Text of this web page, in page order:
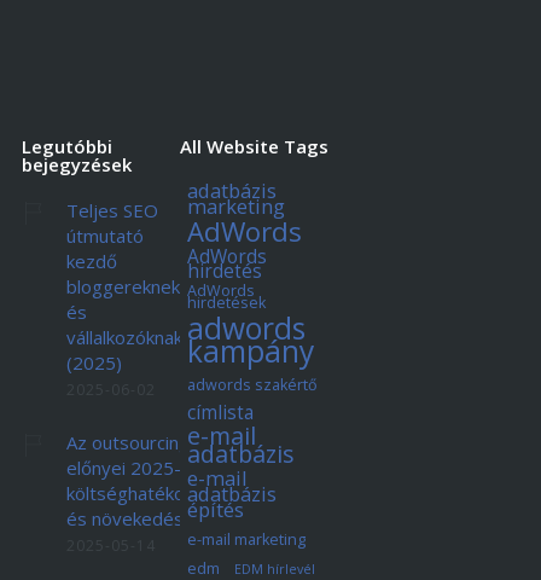
Legutóbbi
bejegyzések
Teljes SEO
útmutató
kezdő
bloggereknek
és
vállalkozóknak
(2025)
Az outsourcing
előnyei 2025-ben:
költséghatékonyság
és növekedés
All Website Tags
adatbázis
marketing
AdWords
AdWords
hirdetés
AdWords
hirdetések
adwords
kampány
adwords szakértő
címlista
e-mail
adatbázis
e-mail
adatbázis
építés
e-mail marketing
edm
EDM hírlevél